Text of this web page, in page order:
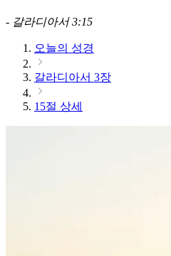
- 갈라디아서 3:15
오늘의 성경
갈라디아서 3장
15절 상세